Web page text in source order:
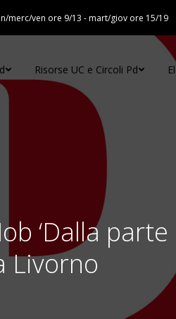
merc/ven ore 9/13 - mart/giov ore 15/19
Risorse UC e Circoli Pd
‘Dalla
Livorno